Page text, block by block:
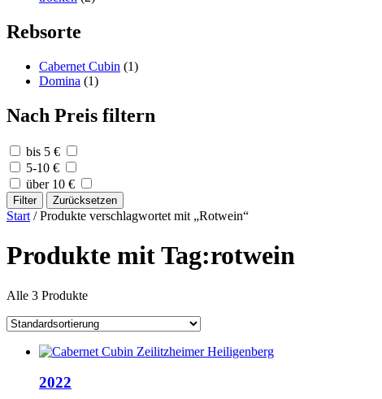
Rebsorte
Cabernet Cubin (1)
Domina (1)
Nach Preis filtern
bis 5 €
5-10 €
über 10 €
Filter Zurücksetzen
Start / Produkte verschlagwortet mit „Rotwein“
Produkte mit Tag:rotwein
Alle 3 Produkte
2022